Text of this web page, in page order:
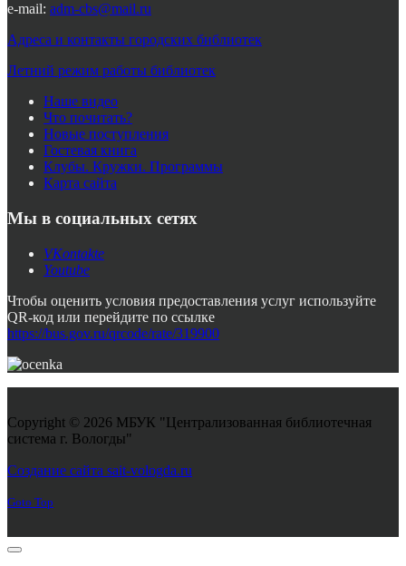
e-mail: adm-cbs@mail.ru
Адреса и контакты городских библиотек
Летний режим работы библиотек
Наше видео
Что почитать?
Новые поступления
Гостевая книга
Клубы. Кружки. Программы
Карта сайта
Мы в социальных сетях
VKontakte
Youtube
Чтобы оценить условия предоставления услуг используйте
QR-код или перейдите по ссылке
https://bus.gov.ru/qrcode/rate/319900
Copyright © 2026 МБУК "Централизованная библиотечная
система г. Вологды"
Создание сайта sait-vologda.ru
Goto Top